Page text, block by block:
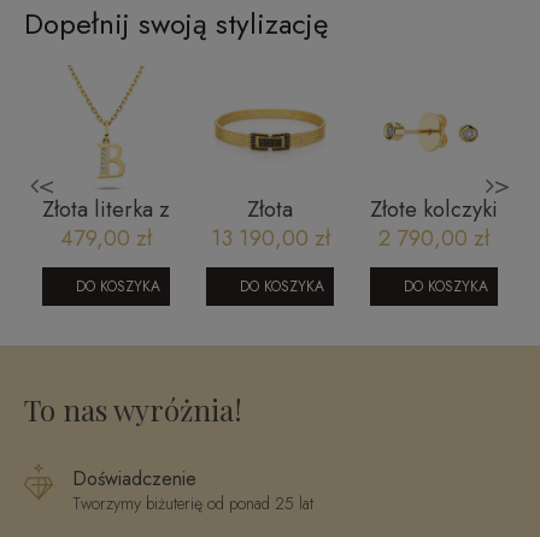
Dopełnij swoją stylizację
<
Złota literka z
cyrkoniami B
479,00 zł
DO KOSZYKA
Złota
bransoletka z
czarnymi
cyrkoniami
13 190,00 zł
DO KOSZYKA
Złote kolczyki
jety z
brylantami
JMSE7223 Y
Classic
diamonds
2 790,00 zł
DO KOSZYKA
>
To nas wyróżnia!
Doświadczenie
Tworzymy biżuterię od ponad 25 lat